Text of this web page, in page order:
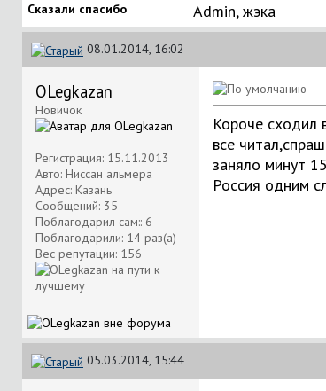
Сказали спасибо Аdmin,жэка
08.01.2014, 16:02
OLegkazan
Новичок
Регистрация: 15.11.2013
Авто: Ниссан альмера
Адрес: Казань
Сообщений: 35
Поблагодарил сам:: 6
Поблагодарили: 14 раз(а)
Вес репутации: 156
Короче сходил
все
заняло минут
Россия одним
05.03.2014, 15:44